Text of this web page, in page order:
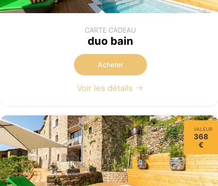
CARTE CADEAU
duo bain
Acheter
Voir les détails
VALEUR
368
€